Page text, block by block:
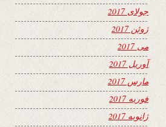
جولای 2017
ژوئن 2017
می 2017
آوریل 2017
مارس 2017
فوریه 2017
ژانویه 2017